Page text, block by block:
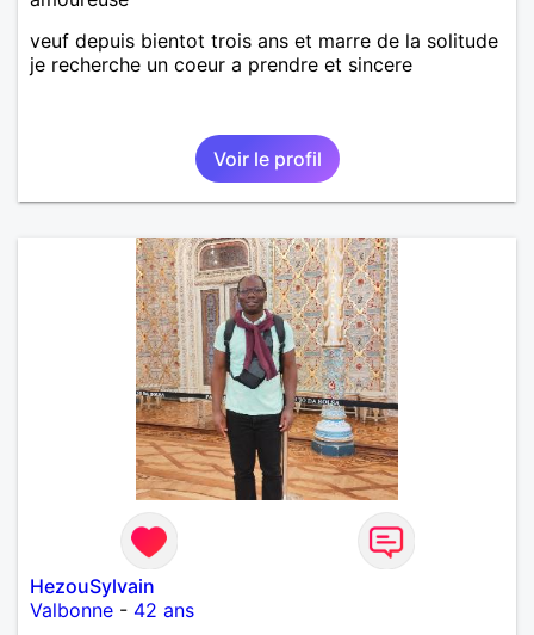
veuf depuis bientot trois ans et marre de la solitude
je recherche un coeur a prendre et sincere
Voir le profil
HezouSylvain
Valbonne - 42 ans